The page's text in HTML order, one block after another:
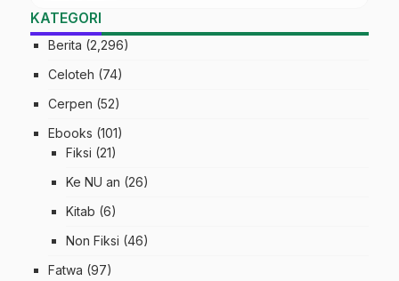
KATEGORI
Berita (2,296)
Celoteh (74)
Cerpen (52)
Ebooks (101)
Fiksi (21)
Ke NU an (26)
Kitab (6)
Non Fiksi (46)
Fatwa (97)